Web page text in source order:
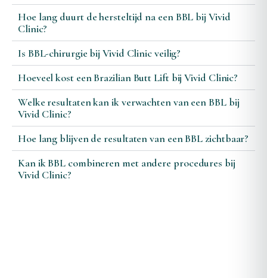
Hoe lang duurt de hersteltijd na een BBL bij Vivid
Clinic?
Is BBL-chirurgie bij Vivid Clinic veilig?
Hoeveel kost een Brazilian Butt Lift bij Vivid Clinic?
Welke resultaten kan ik verwachten van een BBL bij
Vivid Clinic?
Hoe lang blijven de resultaten van een BBL zichtbaar?
Kan ik BBL combineren met andere procedures bij
Vivid Clinic?